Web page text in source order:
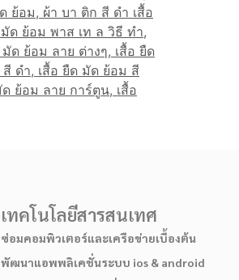
เทคโนโลยีสารสนเทศ
ซ่อมคอมพิวเตอร์และเครือข่ายเบื้องต้น
พัฒนาแอพพลิเคชั่นระบบ ios & android